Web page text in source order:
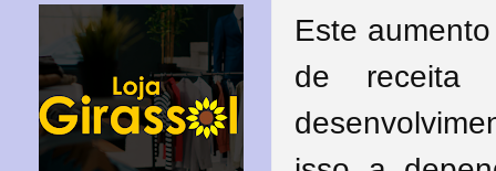
Este
de receita